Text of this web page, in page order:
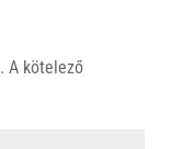
A kötelező